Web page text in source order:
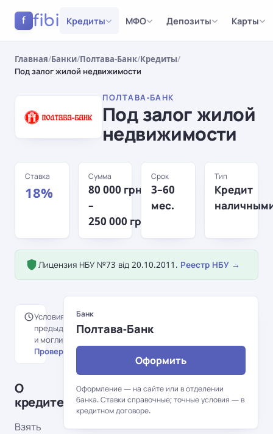
f fibi Кредиты МФО Депозиты Карты
Главная/Банки/Полтава-Банк/Кредиты/
Под залог жилой недвижимости
ПОЛТАВА-БАНК
Под залог жилой
недвижимости
Ставка
18%
Сумма
80 000 грн
–
250 000 грн
Срок
3–60
мес.
Тип
Кредит
Лицензия НБУ №73 від 20.10.2011. Реестр НБУ →
Условия перенесены с
предыдущей версии портала
и могли измениться.
Проверить на сайте банка →
О
кредите
Взять
Банк
Полтава-Банк
Оформить
Оформление — на сайте или в отделении
банка. Ставки справочные; точные условия — в
кредитном договоре.